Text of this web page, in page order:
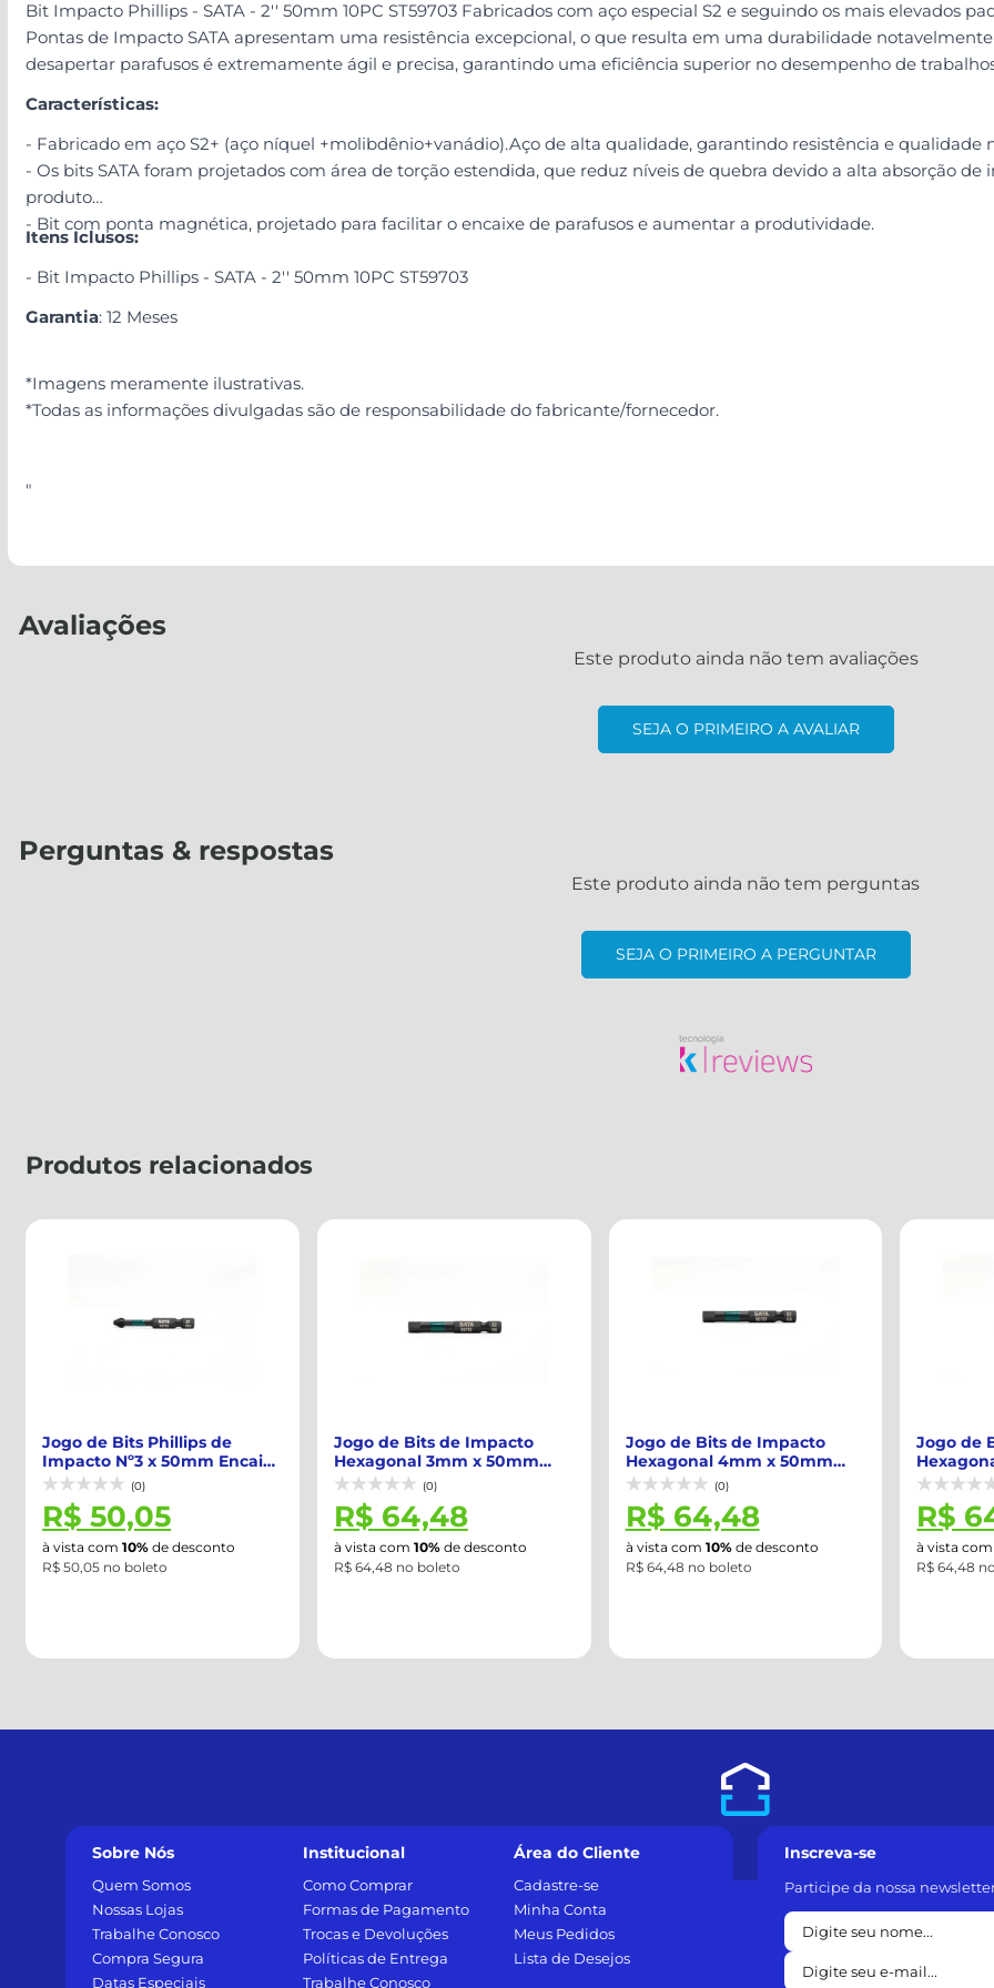
Bit Impacto Phillips - SATA - 2'' 50mm 10PC ST59703 Fabricados com aço especial S2 e seguindo os mais elevados
Pontas de Impacto SATA apresentam uma resistência excepcional, o que resulta em uma durabilidade
desapertar parafusos é extremamente ágil e precisa, garantindo uma eficiência superior no desempenho de
Características:
- Fabricado em aço S2+ (aço níquel +molibdênio+vanádio).Aço de alta qualidade, garantindo resistência e qualidade
- Os bits SATA foram projetados com área de torção estendida, que reduz níveis de quebra devido a alta absorção
produto
- Bit com ponta magnética, projetado para facilitar o encaixe de parafusos e aumentar a produtividade.
Itens Iclusos:
- Bit Impacto Phillips - SATA - 2'' 50mm 10PC ST59703
Garantia: 12 Meses
*Imagens meramente ilustrativas.
*Todas as informações divulgadas são de responsabilidade do fabricante/fornecedor.
"
Avaliações
Este produto ainda não tem avaliações
SEJA O PRIMEIRO A AVALIAR
Perguntas & respostas
Este produto ainda não tem perguntas
SEJA O PRIMEIRO A PERGUNTAR
Produtos relacionados
Jogo de Bits de Impacto
Hexagonal 3mm x 50mm
Encaixe 1/4" co...
(0)
R$ 64,48
à vista com10% de desconto
R$ 64,48 no boleto
Jogo de Bits de Impacto
Hexagonal 4mm x 50mm
Encaixe 1/4" co...
(0)
R$ 64,48
à vista com10% de desconto
R$ 64,48 no boleto
Jogo de Bits de Impacto
Hexagonal 5mm x 50mm
Encaixe 1/4" co...
(0)
R$ 64,48
à vista com10% de desconto
R$ 64,48 no boleto
Jogo de
Impacto
Encaixe
R$
à vista
R$ 89,88
Sobre Nós
Quem Somos
Nossas Lojas
Trabalhe Conosco
Compra Segura
Datas Especiais
Institucional
Como Comprar
Formas de Pagamento
Trocas e Devoluções
Políticas de Entrega
Trabalhe Conosco
Área do Cliente
Cadastre-se
Minha Conta
Meus Pedidos
Lista de Desejos
Inscreva-se
Participe da nossa